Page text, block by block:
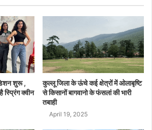
शुरू ,
क्वीन
कुल्लू जिला के ऊंचे कई क्षेत्रों में ओलाबृष्टि
से किसानों बागवानो के फंसलां की भारी
तबाही
April 19, 2025